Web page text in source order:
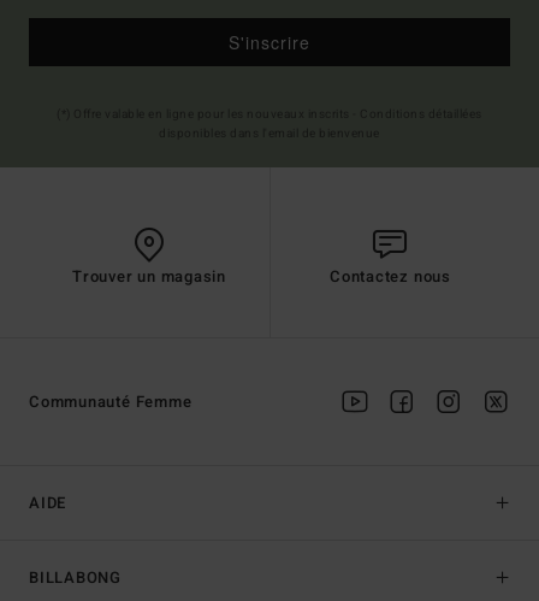
S'inscrire
Trouver un magasin Contactez nous
AIDE
BILLABONG
Communauté Femme